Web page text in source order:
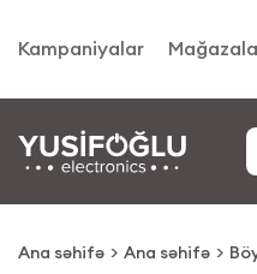
Kampaniyalar
Ana səhifə Ana səhifə